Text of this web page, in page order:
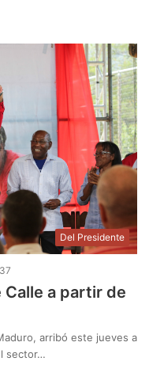
Del Presidente
Calle a partir de
arribó este jueves a
sector…